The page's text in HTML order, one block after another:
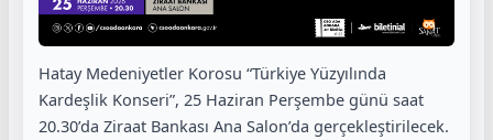
Hatay Medeniyetler Korosu “Türkiye Yüzyılında
Kardeşlik Konseri”, 25 Haziran Perşembe günü saat
20.30’da Ziraat Bankası Ana Salon’da gerçekleştirilecek.